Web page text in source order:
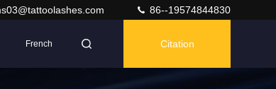
86--19574844830
French Citation